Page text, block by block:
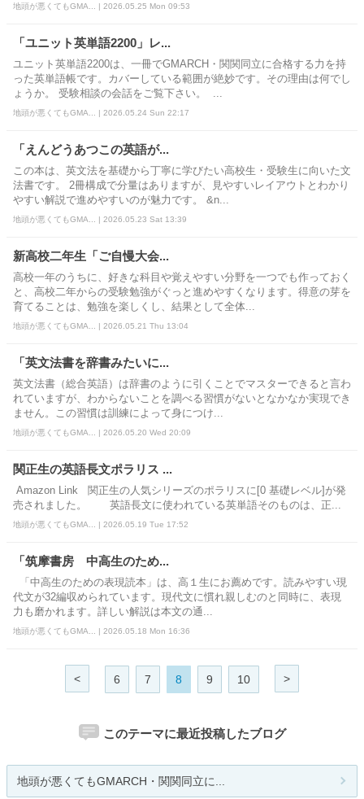
地頭が悪くてもGMA... | 2026.05.25 Mon 09:53
「ユニット英単語2200」レ...
ユニット英単語2200は、一冊でGMARCH・関関同立に合格する力を持
った英単語帳です。カバーしている範囲が絶妙です。その理由は何でし
ょうか。 受験相談の会話をご覧下さい。 ...
地頭が悪くてもGMA... | 2026.05.24 Sun 22:17
「えんどうあつこの英語が...
この本は、英文法を基礎から丁寧に学びたい高校生・受験生に向いた文
法書です。 2冊構成で分量はありますが、見やすいレイアウトとわかり
やすい解説で進めやすいのが魅力です。 &n...
地頭が悪くてもGMA... | 2026.05.23 Sat 13:39
新高校二年生「ご自慢大会...
高校一年のうちに、好きな科目や覚えやすい分野を一つでも作っておく
と、高校二年からの受験勉強がぐっと進めやすくなります。得意の芽を
育てることは、勉強を楽しくし、結果として全体...
地頭が悪くてもGMA... | 2026.05.21 Thu 13:04
「英文法書を辞書みたいに...
英文法書（総合英語）は辞書のように引くことでマスターできると言わ
れていますが、わからないことを調べる習慣がないとなかなか実現でき
ません。この習慣は訓練によって身につけ...
地頭が悪くてもGMA... | 2026.05.20 Wed 20:09
関正生の英語長文ポラリス ...
Amazon Link 関正生の人気シリーズのポラリスに[0 基礎レベル]が発
売されました。 英語長文に使われている英単語そのものは、正...
地頭が悪くてもGMA... | 2026.05.19 Tue 17:52
「筑摩書房 中高生のため...
「中高生のための表現読本」は、高１生にお薦めです。読みやすい現
代文が32編収められています。現代文に慣れ親しむのと同時に、表現
力も磨かれます。詳しい解説は本文の通...
地頭が悪くてもGMA... | 2026.05.18 Mon 16:36
< 6 7 8 9 10 >
このテーマに最近投稿したブログ
地頭が悪くてもGMARCH・関関同立に...